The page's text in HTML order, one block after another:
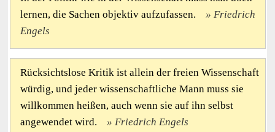
lernen, die Sachen objektiv aufzufassen.
Friedrich
Engels
Rücksichtslose Kritik ist allein der freien Wissenschaft
würdig, und jeder wissenschaftliche Mann muss sie
willkommen heißen, auch wenn sie auf ihn selbst
angewendet wird.
Friedrich Engels